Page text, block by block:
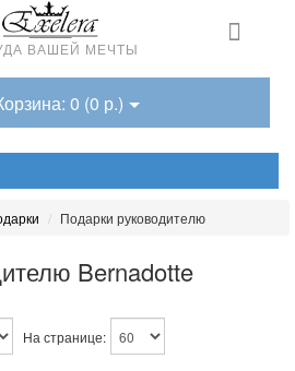
ВАШЕЙ МЕЧТЫ
0 (0 р.)
Подарки руководителю
Bernadotte
На странице: